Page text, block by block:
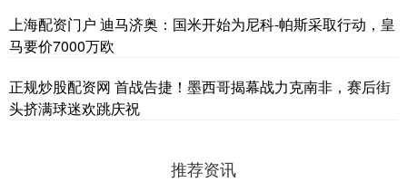
上海配资门户 迪马济奥：国米开始为尼科-帕斯采取行动，皇
马要价7000万欧
正规炒股配资网 首战告捷！墨西哥揭幕战力克南非，赛后街
头挤满球迷欢跳庆祝
推荐资讯